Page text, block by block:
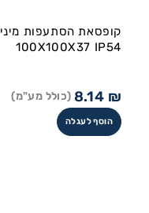
קופסאת הסתעפות מיני
100X100X37 IP54
8.14 ₪ (כולל מע"מ)
הוסף לעגלה